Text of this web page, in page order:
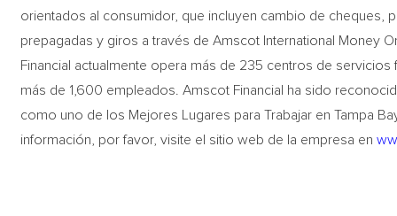
orientados al consumidor, que incluyen cambio de cheques,
prepagadas y giros a través de Amscot International Money
Financial actualmente opera más de 235 centros de
más de 1,600 empleados. Amscot Financial ha sido
como uno de los Mejores Lugares para Trabajar en Tampa
información, por favor, visite el sitio web de la empresa en